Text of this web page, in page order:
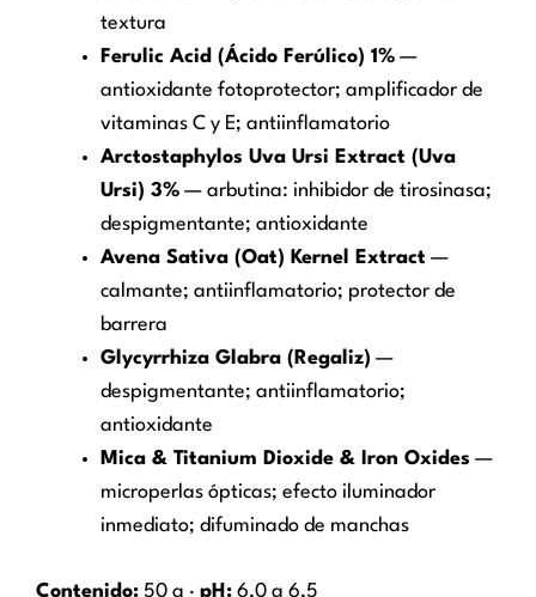
textura
Ferulic Acid (Ácido Ferúlico) 1% —
antioxidante fotoprotector; amplificador de
vitaminas C y E; antiinflamatorio
Arctostaphylos Uva Ursi Extract (Uva
Ursi) 3% — arbutina: inhibidor de tirosinasa;
despigmentante; antioxidante
Avena Sativa (Oat) Kernel Extract —
calmante; antiinflamatorio; protector de
barrera
Glycyrrhiza Glabra (Regaliz) —
despigmentante; antiinflamatorio;
antioxidante
Mica & Titanium Dioxide & Iron Oxides —
microperlas ópticas; efecto iluminador
inmediato; difuminado de manchas
Contenido: 50 g · pH: 6,0 a 6,5